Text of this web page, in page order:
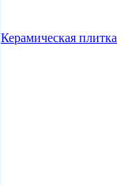
Керамическая плитка